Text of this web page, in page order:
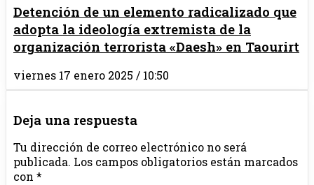
Detención de un elemento radicalizado que
adopta la ideología extremista de la
organización terrorista «Daesh» en Taourirt
viernes 17 enero 2025 / 10:50
Deja una respuesta
Tu dirección de correo electrónico no será
publicada. Los campos obligatorios están marcados
con *